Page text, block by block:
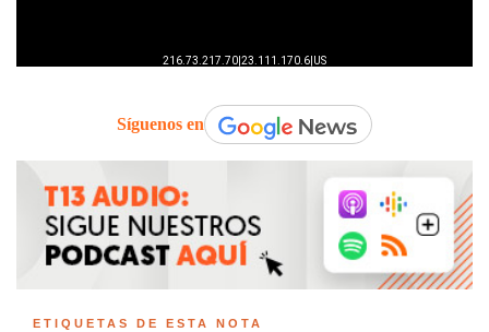
Síguenos en
ETIQUETAS DE ESTA NOTA